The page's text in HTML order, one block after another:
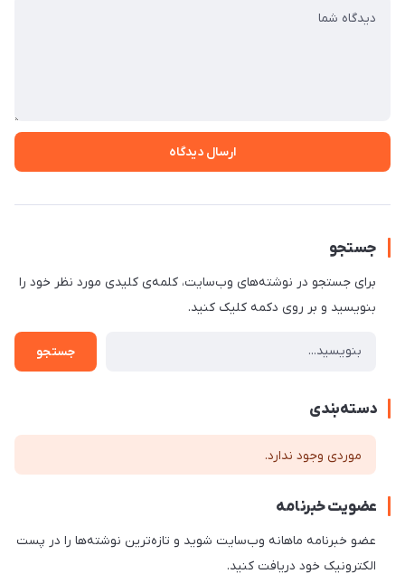
ارسال دیدگاه
جستجو
برای جستجو در نوشته‌های وب‌سایت، کلمه‌ی کلیدی مورد نظر خود را
بنویسید و بر روی دکمه کلیک کنید.
جستجو
دسته‌بندی
موردی وجود ندارد.
عضویت خبرنامه
عضو خبرنامه ماهانه وب‌سایت شوید و تازه‌ترین نوشته‌ها را در پست
الکترونیک خود دریافت کنید.